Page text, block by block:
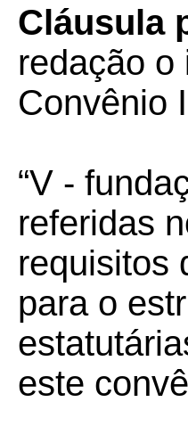
Cláusula
redação o
Convênio
“V -
referidas
requisitos
para o
este